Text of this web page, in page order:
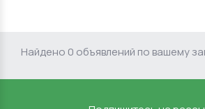
Найдено 0 объявлений по вашему